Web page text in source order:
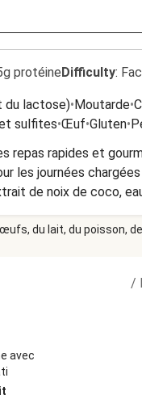
protéineDifficulty:
du lactose)•Moutarde•
sulfites•Œuf•Gluten•
rapides et
les journées
de noix de coco,
poivron 2%, huile de
vinaigre, sucre),
ALLERGÈNES :
ŒUF, SÉSAME,
onde: Percer le film
Mode d'emploi :
39162
du lait, du poisson,
/
avec